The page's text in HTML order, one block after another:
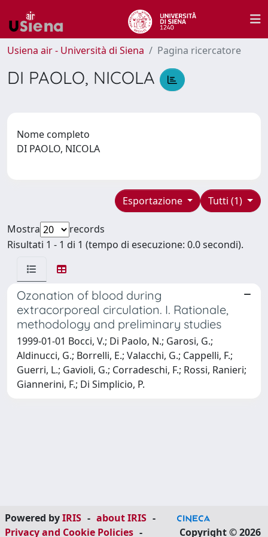
Usiena air - Università di Siena Pagina ricercatore
DI PAOLO, NICOLA
Nome completo
DI PAOLO, NICOLA
Tutti (1)
Esportazione
Mostra
records
Risultati 1 - 1 di 1 (tempo di esecuzione: 0.0 secondi).
Ozonation of blood during
extracorporeal circulation. I. Rationale,
methodology and preliminary studies
1999-01-01 Bocci, V.; Di Paolo, N.; Garosi, G.;
Aldinucci, G.; Borrelli, E.; Valacchi, G.; Cappelli, F.;
Guerri, L.; Gavioli, G.; Corradeschi, F.; Rossi, Ranieri;
Giannerini, F.; Di Simplicio, P.
Powered byIRIS - about IRIS -
Privacy and Cookie Policies - Copyright © 2026